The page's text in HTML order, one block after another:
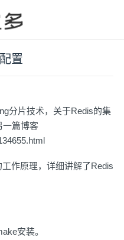
置
分片技术，关于Redis的集
一篇博客
作原理，详细讲解了Redis
安装。